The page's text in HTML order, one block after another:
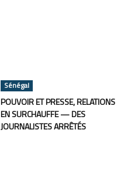
Sénégal
POUVOIR ET PRESSE, RELATIONS
EN SURCHAUFFE — DES
JOURNALISTES ARRÊTÉS